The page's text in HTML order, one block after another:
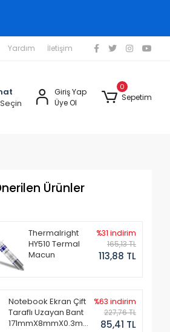
Yardım İletişim
Giriş Yap
Üye Ol
0
Sepetim
Ürünler
Thermalright
HY510 Termal
Macun
%31 indirim
165,13 TL
113,88 TL
Notebook Ekran Çift
Taraflı Uzayan Bant
171mmX8mmX0.3mm
%63 indirim
227,76 TL
85,41 TL